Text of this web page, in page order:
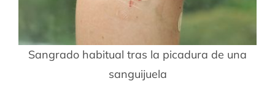
Sangrado habitual tras la picadura de una
sanguijuela